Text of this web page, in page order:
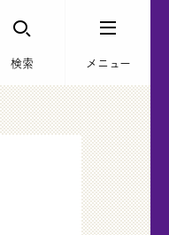
検索 メニュー